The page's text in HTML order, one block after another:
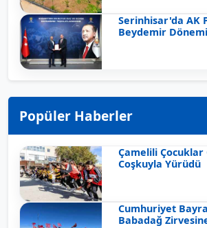
Serinhisar'da AK
Beydemir
Popüler Haberler
Çamelili
Coşkuyla Yürüdü
Cumhuriyet
Babadağ